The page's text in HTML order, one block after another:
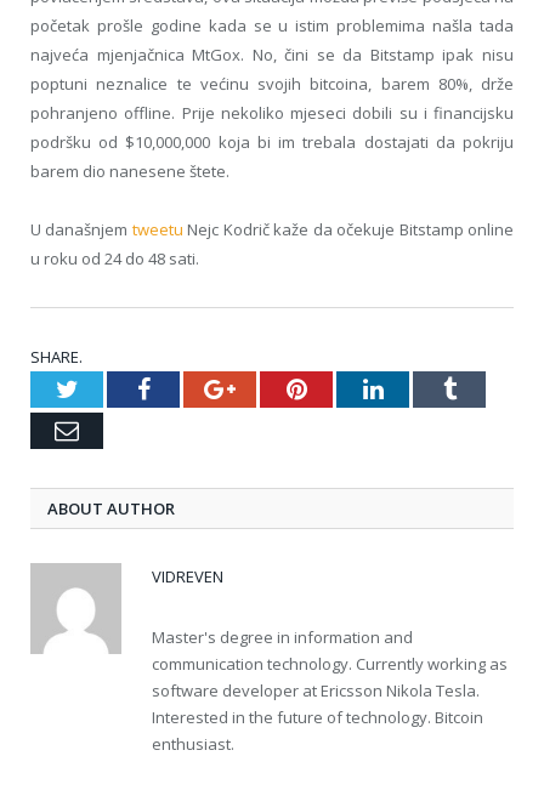
početak prošle godine kada se u istim problemima našla tada
najveća mjenjačnica MtGox. No, čini se da Bitstamp ipak nisu
poptuni neznalice te većinu svojih bitcoina, barem 80%, drže
pohranjeno offline. Prije nekoliko mjeseci dobili su i financijsku
podršku od $10,000,000 koja bi im trebala dostajati da pokriju
barem dio nanesene štete.
U današnjem tweetu Nejc Kodrič kaže da očekuje Bitstamp online
u roku od 24 do 48 sati.
SHARE.
TwitterFacebookGoogle+PinterestLinkedInTumblr
Email
ABOUT AUTHOR
VIDREVEN
Master's degree in information and
communication technology. Currently working as
software developer at Ericsson Nikola Tesla.
Interested in the future of technology. Bitcoin
enthusiast.